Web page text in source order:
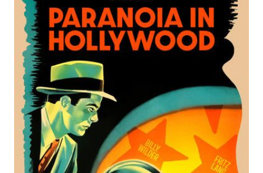
für den Preis der Leipziger
Buchmesse 2026
Zur Wunschliste hinzufügen
Wie die USA exilierte Künstler erst retteten und dann
verfolgten 1941–1953
Von Jan Jekal